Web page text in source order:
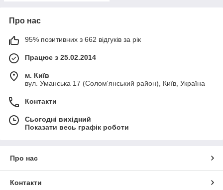
Про нас
95% позитивних з 662 відгуків за рік
Працює з 25.02.2014
м. Київ
вул. Уманська 17 (Солом'янський район), Київ, Україна
Контакти
Сьогодні вихідний
Показати весь графік роботи
Про нас
Контакти